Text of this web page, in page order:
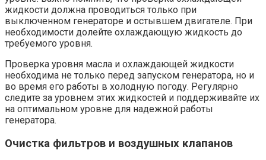
жидкости должна проводиться только при
выключенном генераторе и остывшем двигателе. При
необходимости долейте охлаждающую жидкость до
требуемого уровня.
Проверка уровня масла и охлаждающей жидкости
необходима не только перед запуском генератора, но и
во время его работы в холодную погоду. Регулярно
следите за уровнем этих жидкостей и поддерживайте их
на оптимальном уровне для надежной работы
генератора.
Очистка фильтров и воздушных клапанов